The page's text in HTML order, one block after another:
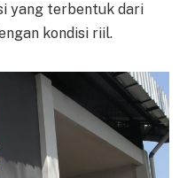
yang terbentuk dari
kondisi riil.